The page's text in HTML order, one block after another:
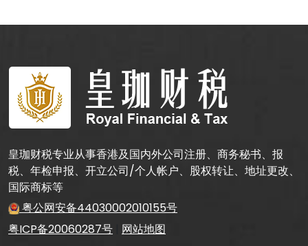
皇珈财税专业从事香港及国内外公司注册、商务秘书、报
税、年检申报、开立公司/个人帐户、股权转让、地址更改、
国际商标等
粤公网安备44030002010155号
粤ICP备20060287号
网站地图